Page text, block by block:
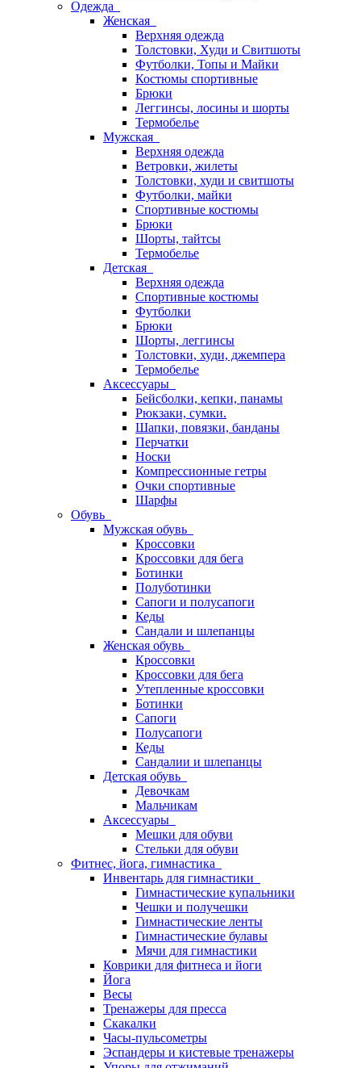
Одежда
Женская
Верхняя одежда
Толстовки, Худи и Свитшоты
Футболки, Топы и Майки
Костюмы спортивные
Брюки
Леггинсы, лосины и шорты
Термобелье
Мужская
Верхняя одежда
Ветровки, жилеты
Толстовки, худи и свитшоты
Футболки, майки
Спортивные костюмы
Брюки
Шорты, тайтсы
Термобелье
Детская
Верхняя одежда
Спортивные костюмы
Футболки
Брюки
Шорты, леггинсы
Толстовки, худи, джемпера
Термобелье
Аксессуары
Бейсболки, кепки, панамы
Рюкзаки, сумки.
Шапки, повязки, банданы
Перчатки
Носки
Компрессионные гетры
Очки спортивные
Шарфы
Обувь
Мужская обувь
Кроссовки
Кроссовки для бега
Ботинки
Полуботинки
Сапоги и полусапоги
Кеды
Сандали и шлепанцы
Женская обувь
Кроссовки
Кроссовки для бега
Утепленные кроссовки
Ботинки
Сапоги
Полусапоги
Кеды
Сандалии и шлепанцы
Детская обувь
Девочкам
Мальчикам
Аксессуары
Мешки для обуви
Стельки для обуви
Фитнес, йога, гимнастика
Инвентарь для гимнастики
Гимнастические купальники
Чешки и получешки
Гимнастические ленты
Гимнастические булавы
Мячи для гимнастики
Коврики для фитнеса и йоги
Йога
Весы
Тренажеры для пресса
Скакалки
Часы-пульсометры
Эспандеры и кистевые тренажеры